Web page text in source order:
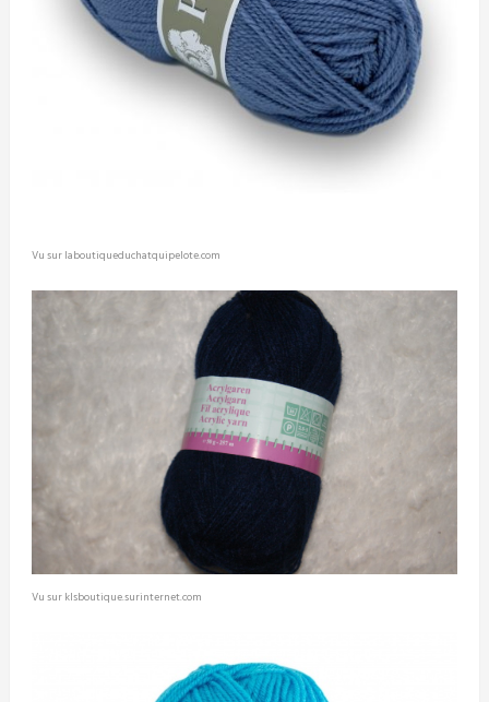
Vu sur laboutiqueduchatquipelote.com
Vu sur klsboutique.surinternet.com